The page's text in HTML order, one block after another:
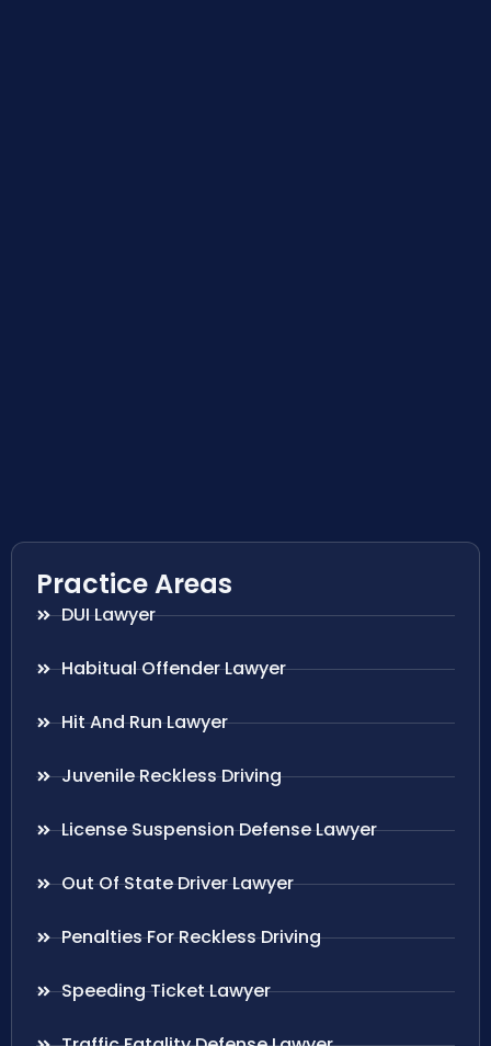
Practice Areas
DUI Lawyer
Habitual Offender Lawyer
Hit And Run Lawyer
Juvenile Reckless Driving
License Suspension Defense Lawyer
Out Of State Driver Lawyer
Penalties For Reckless Driving
Speeding Ticket Lawyer